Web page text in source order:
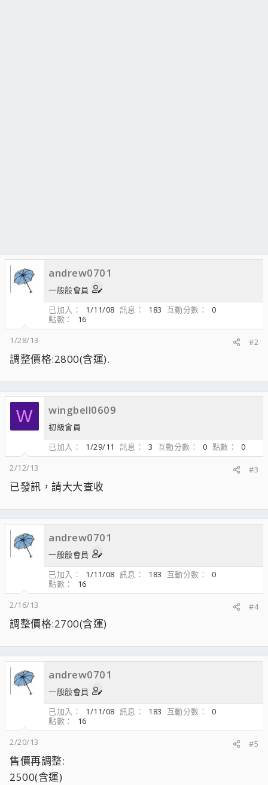
andrew0701
一般般會員
已加入
1/11/08 訊息 183 互動分數
0
點數
16
1/28/13
#2
調整價格:2800(含運).
W wingbell0609
初級會員
已加入
1/29/11 訊息 3 互動分數 0 點數
0
2/12/13
#3
已發訊，請大大查收
andrew0701
一般般會員
已加入
1/11/08 訊息 183 互動分數
0
點數
16
2/16/13
#4
調整價格:2700(含運)
andrew0701
一般般會員
已加入
1/11/08 訊息 183 互動分數
0
點數
16
2/20/13
#5
售價再調整:
2500(含運)